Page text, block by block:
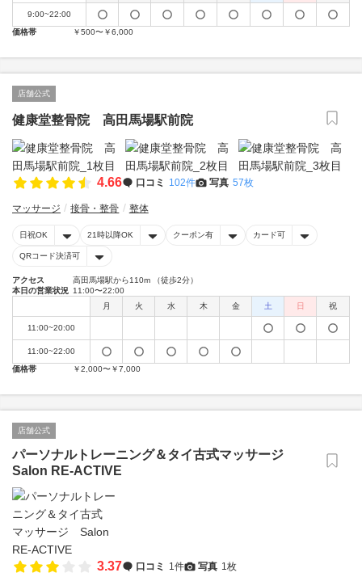
9:00~22:00
価格帯
￥500〜￥6,000
店舗公式
健康堂整骨院 高田馬場駅前院
4.66 口コミ 102件 写真 57枚
マッサージ 接骨・整骨 整体
日祝OK 21時以降OK クーポン有 カード可
QRコード決済可
アクセス
高田馬場駅から110m （徒歩2分）
本日の営業状況 11:00〜22:00
月
火 水 木 金 土 日 祝
11:00~20:00
11:00~22:00
価格帯
￥2,000〜￥7,000
店舗公式
パーソナルトレーニング＆タイ古式マッサージ
Salon RE-ACTIVE
3.37 口コミ 1件 写真 1枚